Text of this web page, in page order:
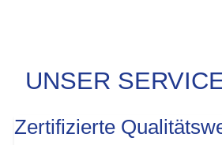
UNSER
Zertifizierte